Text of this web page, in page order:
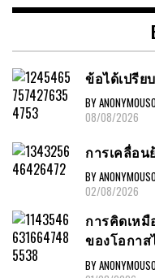
ข้อได้เปรีย
BY
08/08/2026
การเคลื่อ
BY
02/08/2026
การคิดเหมื
ของโอกาส
BY